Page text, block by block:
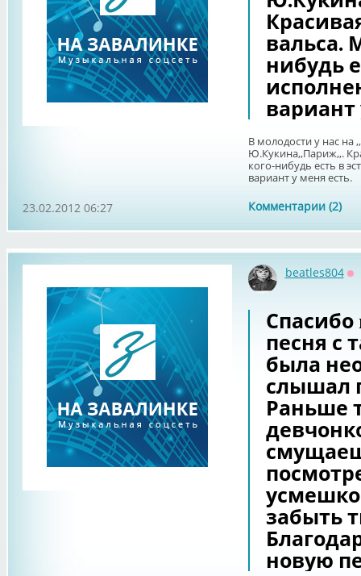
вальса.
нибудь
вариант
В молодости у нас на
Ю.Кукина,,Париж,,.
кого-нибудь есть в
вариант у меня есть.
Комментарии (2)
23.02.2012 06:27
beatles804
песня с
была
слышал
Раньше
забыть
новую